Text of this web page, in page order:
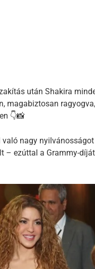
után Shakira
👇📸
nagy
– ezúttal a Grammy-